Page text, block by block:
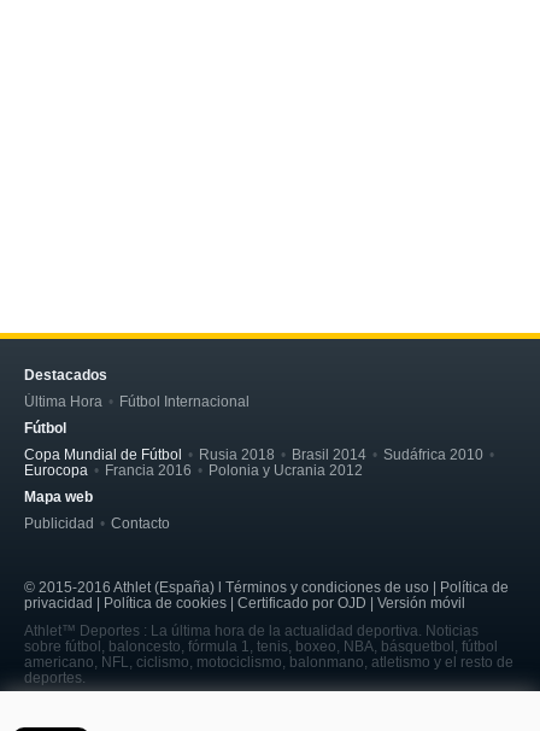
Destacados
Última Hora
Fútbol Internacional
Fútbol
Copa Mundial de Fútbol
Rusia 2018 Brasil 2014
Sudáfrica 2010
Eurocopa
Francia 2016
Polonia y Ucrania 2012
Mapa web
Publicidad
Contacto
© 2015-2016 Athlet (España) l Términos y condiciones de uso | Política de
privacidad | Política de cookies | Certificado por OJD | Versión móvil
Athlet™ Deportes : La última hora de la actualidad deportiva. Noticias
sobre fútbol, baloncesto, fórmula 1, tenis, boxeo, NBA, básquetbol, fútbol
americano, NFL, ciclismo, motociclismo, balonmano, atletismo y el resto de
deportes.